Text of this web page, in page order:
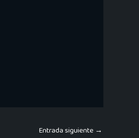
Entrada siguiente →